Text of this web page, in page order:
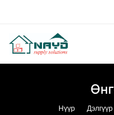
Нүүр Дэлгүүр